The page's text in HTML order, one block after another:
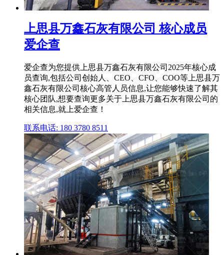
上思县万鑫石灰有限公司 核心成员
爱企查
爱企查为您提供上思县万鑫石灰有限公司2025年核心成
员查询,包括公司创始人、CEO、CFO、COO等上思县万
鑫石灰有限公司核心高管人员信息,让您能够快速了解其
核心团队,想要查询更多关于上思县万鑫石灰有限公司的
相关信息,就上爱企查！
联系电话: 180 3780 8511